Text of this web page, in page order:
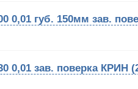
0,01 губ. 150мм зав.
0,01 зав. поверка КРИН